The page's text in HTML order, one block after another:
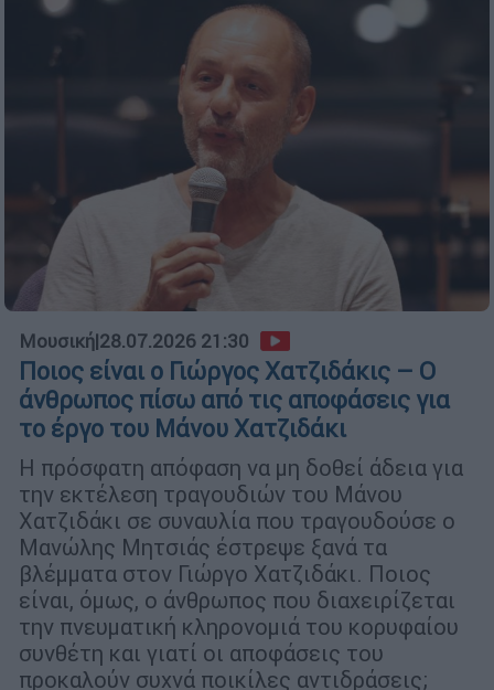
Μουσική|28.07.2026 21:30
Ποιος είναι ο Γιώργος Χατζιδάκις – Ο
άνθρωπος πίσω από τις αποφάσεις για
το έργο του Μάνου Χατζιδάκι
Η πρόσφατη απόφαση να μη δοθεί άδεια για
την εκτέλεση τραγουδιών του Μάνου
Χατζιδάκι σε συναυλία που τραγουδούσε ο
Μανώλης Μητσιάς έστρεψε ξανά τα
βλέμματα στον Γιώργο Χατζιδάκι. Ποιος
είναι, όμως, ο άνθρωπος που διαχειρίζεται
την πνευματική κληρονομιά του κορυφαίου
συνθέτη και γιατί οι αποφάσεις του
προκαλούν συχνά ποικίλες αντιδράσεις;